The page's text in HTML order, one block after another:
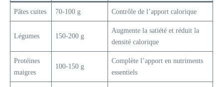
Pâtes cuites 70-100 g Contrôle de l’apport calorique
Légumes 150-200 g
Augmente la satiété et réduit la
densité calorique
Protéines
maigres
100-150 g
Complète l’apport en nutriments
essentiels